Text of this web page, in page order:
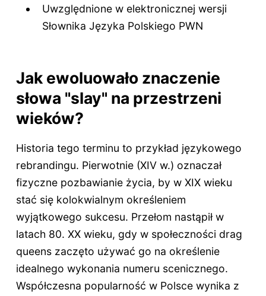
Uwzględnione w elektronicznej wersji
Słownika Języka Polskiego PWN
Jak ewoluowało znaczenie
słowa "slay" na przestrzeni
wieków?
Historia tego terminu to przykład językowego
rebrandingu. Pierwotnie (XIV w.) oznaczał
fizyczne pozbawianie życia, by w XIX wieku
stać się kolokwialnym określeniem
wyjątkowego sukcesu. Przełom nastąpił w
latach 80. XX wieku, gdy w społeczności drag
queens zaczęto używać go na określenie
idealnego wykonania numeru scenicznego.
Współczesna popularność w Polsce wynika z